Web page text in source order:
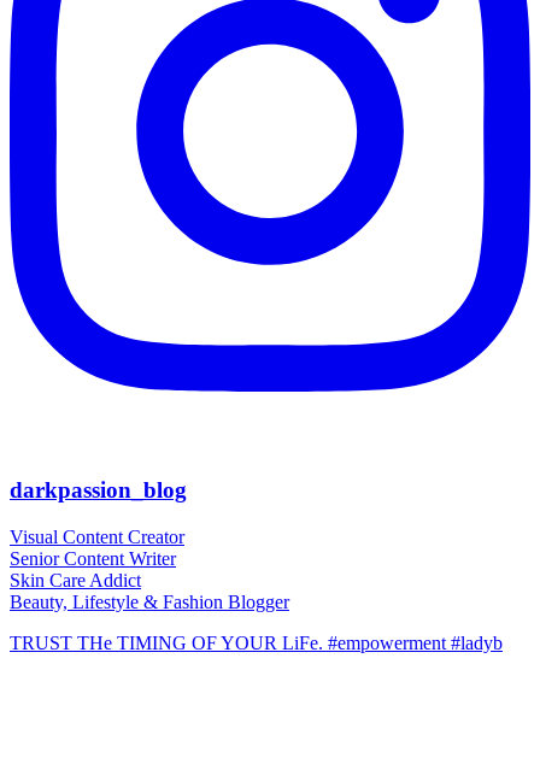
darkpassion_blog
Visual Content Creator
Senior Content Writer
Skin Care Addict
Beauty, Lifestyle & Fashion Blogger
TRUST THe TIMING OF YOUR LiFe. #empowerment #ladyb